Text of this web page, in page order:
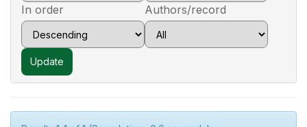
In order Authors/record